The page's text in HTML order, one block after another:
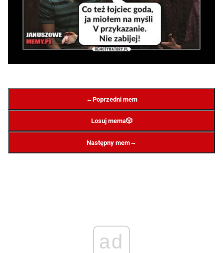
←Poprzedni mem
Losuj mema🎲
Następny mem→
ad